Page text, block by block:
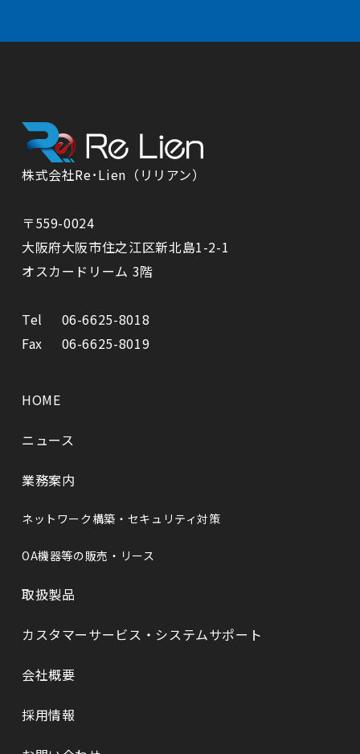
株式会社Re･Lien（リリアン）
〒559-0024
⼤阪府⼤阪市住之江区新北島1-2-1
オスカードリーム 3階
Tel
06-6625-8018
Fax
06-6625-8019
HOME
ニュース
業務案内
ネットワーク構築・セキュリティ対策
OA機器等の販売・リース
取扱製品
カスタマーサービス・システムサポート
会社概要
採⽤情報